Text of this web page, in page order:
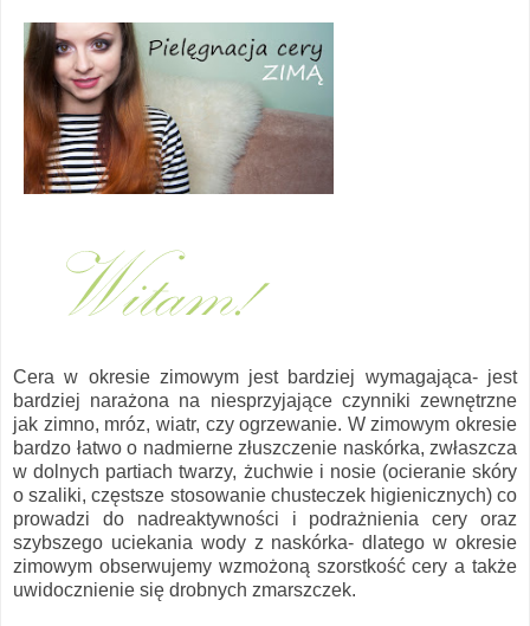
Cera w okresie zimowym jest bardziej wymagająca- jest
bardziej narażona na niesprzyjające czynniki zewnętrzne
jak zimno, mróz, wiatr, czy ogrzewanie. W zimowym okresie
bardzo łatwo o nadmierne złuszczenie naskórka, zwłaszcza
w dolnych partiach twarzy, żuchwie i nosie (ocieranie skóry
o szaliki, częstsze stosowanie chusteczek higienicznych) co
prowadzi do nadreaktywności i podrażnienia cery oraz
szybszego uciekania wody z naskórka- dlatego w okresie
zimowym obserwujemy wzmożoną szorstkość cery a także
uwidocznienie się drobnych zmarszczek.